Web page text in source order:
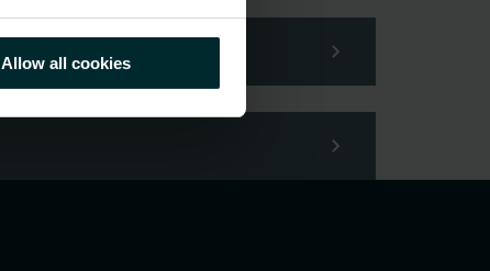
Allow all cookies